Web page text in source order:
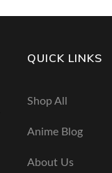
QUICK LINKS
Shop All
Anime Blog
About Us